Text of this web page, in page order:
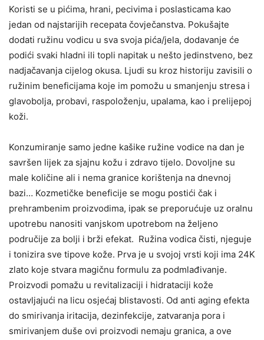
Koristi se u pićima, hrani, pecivima i poslasticama kao
jedan od najstarijih recepata čovječanstva. Pokušajte
dodati ružinu vodicu u sva svoja pića/jela, dodavanje će
podići svaki hladni ili topli napitak u nešto jedinstveno, bez
nadjačavanja cijelog okusa. Ljudi su kroz historiju zavisili o
ružinim beneficijama koje im pomožu u smanjenju stresa i
glavobolja, probavi, raspoloženju, upalama, kao i prelijepoj
koži.
Konzumiranje samo jedne kašike ružine vodice na dan je
savršen lijek za sjajnu kožu i zdravo tijelo. Dovoljne su
male količine ali i nema granice korištenja na dnevnoj
bazi… Kozmetičke beneficije se mogu postići čak i
prehrambenim proizvodima, ipak se preporućuje uz oralnu
upotrebu nanositi vanjskom upotrebom na željeno
područije za bolji i brži efekat. Ružina vodica čisti, njeguje
i tonizira sve tipove kože. Prva je u svojoj vrsti koji ima 24K
zlato koje stvara magičnu formulu za podmlađivanje.
Proizvodi pomažu u revitalizaciji i hidrataciji kože
ostavljajući na licu osjećaj blistavosti. Od anti aging efekta
do smirivanja iritacija, dezinfekcije, zatvaranja pora i
smirivanjem duše ovi proizvodi nemaju granica, a ove